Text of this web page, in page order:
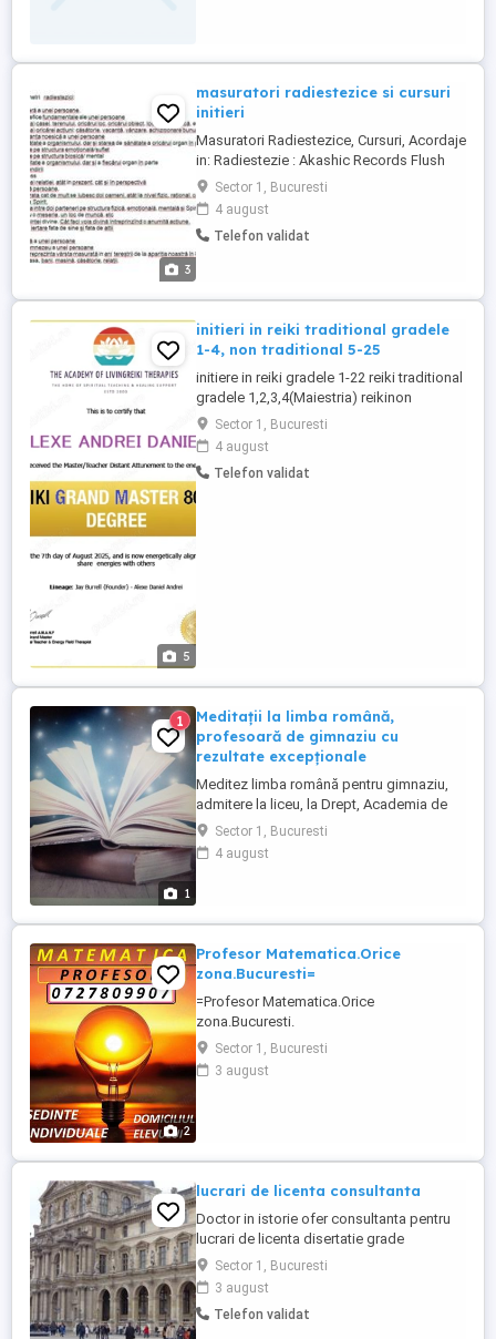
3
masuratori radiestezice si cursuri
initieri
Masuratori Radiestezice, Cursuri, Acordaje
in: Radiestezie : Akashic Records Flush
Empowerment The Akashic Record
Attunement Akashic Records Attunement
Akashic Angels Inforeiki 1, 2, M Cronica
Akasha Radiestezie Multi Dimens. Healing
Sector 1, Bucuresti
4 august
Telefon validat
5
initieri in reiki traditional gradele
1-4, non traditional 5-25
initiere in reiki gradele 1-22 reiki traditional
gradele 1,2,3,4(Maiestria) reikinon
traditional Grand Master gradele 5-25
Sector 1, Bucuresti
4 august
Telefon validat
1
1
Meditații la limba română,
profesoară de gimnaziu cu
rezultate excepționale
Meditez limba română pentru gimnaziu,
admitere la liceu, la Drept, Academia de
Poliție și postlicealele de subofițeri
(manualul domnului Alexandru Petricică).
Sunt o profesoară de gimnaziu cu
spectaculos. Am obținut rezultate ...
Sector 1, Bucuresti
4 august
2
Profesor Matematica.Orice
zona.Bucuresti=
=Profesor Matematica.Orice
zona.Bucuresti.
MATEMATICA=PROFESOR=orice
zona,sedinte individuale,domiciliul
elevului,reusita garantata,
zona.Bucuresti.
Sector 1, Bucuresti
3 august
lucrari de licenta consultanta
Doctor in istorie ofer consultanta pentru
lucrari de licenta disertatie grade
didactice in domeniile: istorie, sociologie,
drept, administratie publica, comunicare,
turism, sttiinte politice, geografie,
psihologie, filosofie, marketing,
Sector 1, Bucuresti
3 august
Telefon validat